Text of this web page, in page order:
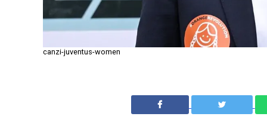
canzi-juventus-women